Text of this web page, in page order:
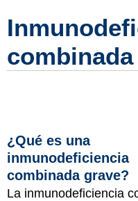
¿Qué es una
inmunodeficiencia
combinada grave?
La inmunodeficiencia